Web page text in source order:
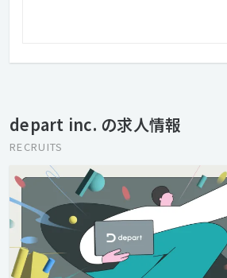
depart inc. の求人情報
RECRUITS